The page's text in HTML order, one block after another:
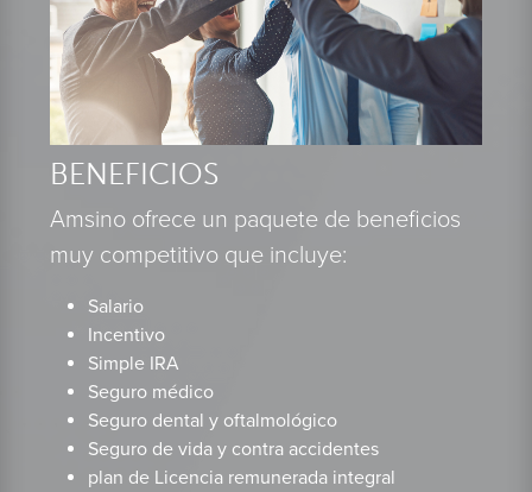
BENEFICIOS
Amsino ofrece un paquete de beneficios
muy competitivo que incluye:
Salario
Incentivo
Simple IRA
Seguro médico
Seguro dental y oftalmológico
Seguro de vida y contra accidentes
plan de Licencia remunerada integral